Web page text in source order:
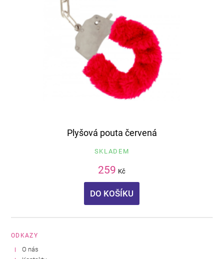
Plyšová pouta červená
SKLADEM
259 Kč
DO KOŠÍKU
ODKAZY
O nás